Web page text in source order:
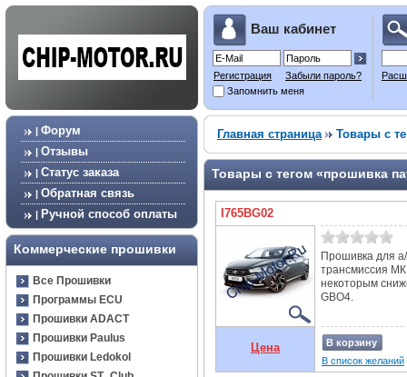
Ваш кабинет
Регистрация
Забыли пароль?
Запомнить меня
| Форум
| Отзывы
| Статус заказа
| Обратная связь
| Ручной способ оплаты
Коммерческие прошивки
Все Прошивки
Программы ECU
Прошивки ADACT
Прошивки Paulus
Прошивки Ledokol
Главная страница Товары с
Товары с тегом «прошивка
I765BG02
Прошивка для
трансмиссия
некоторым
GBO4.
Цена
В корзину
В список желаний